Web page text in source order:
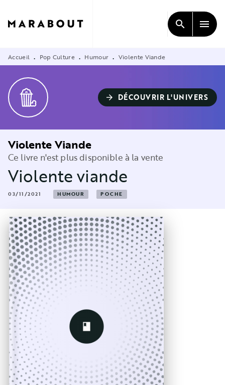
CONTENU
search menu
Accueil • Pop Culture • Humour • Violente Viande
arrow_forward DÉCOUVRIR L'UNIVERS
Violente Viande
Ce livre n'est plus disponible à la vente
Violente viande
03/11/2021 HUMOUR POCHE